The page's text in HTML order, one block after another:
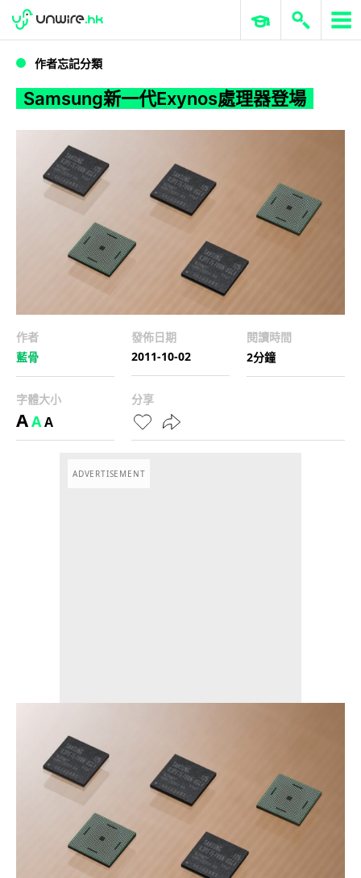
Samsung新一代Exynos處理器登場
WWDC 2026 ERP 與商業 AI
作者忘記分類
Samsung新一代Exynos處理器登場
作者
藍骨
發佈日期
2011-10-02
閱讀時間
2分鐘
字體大小
AAA
分享
ADVERTISEMENT